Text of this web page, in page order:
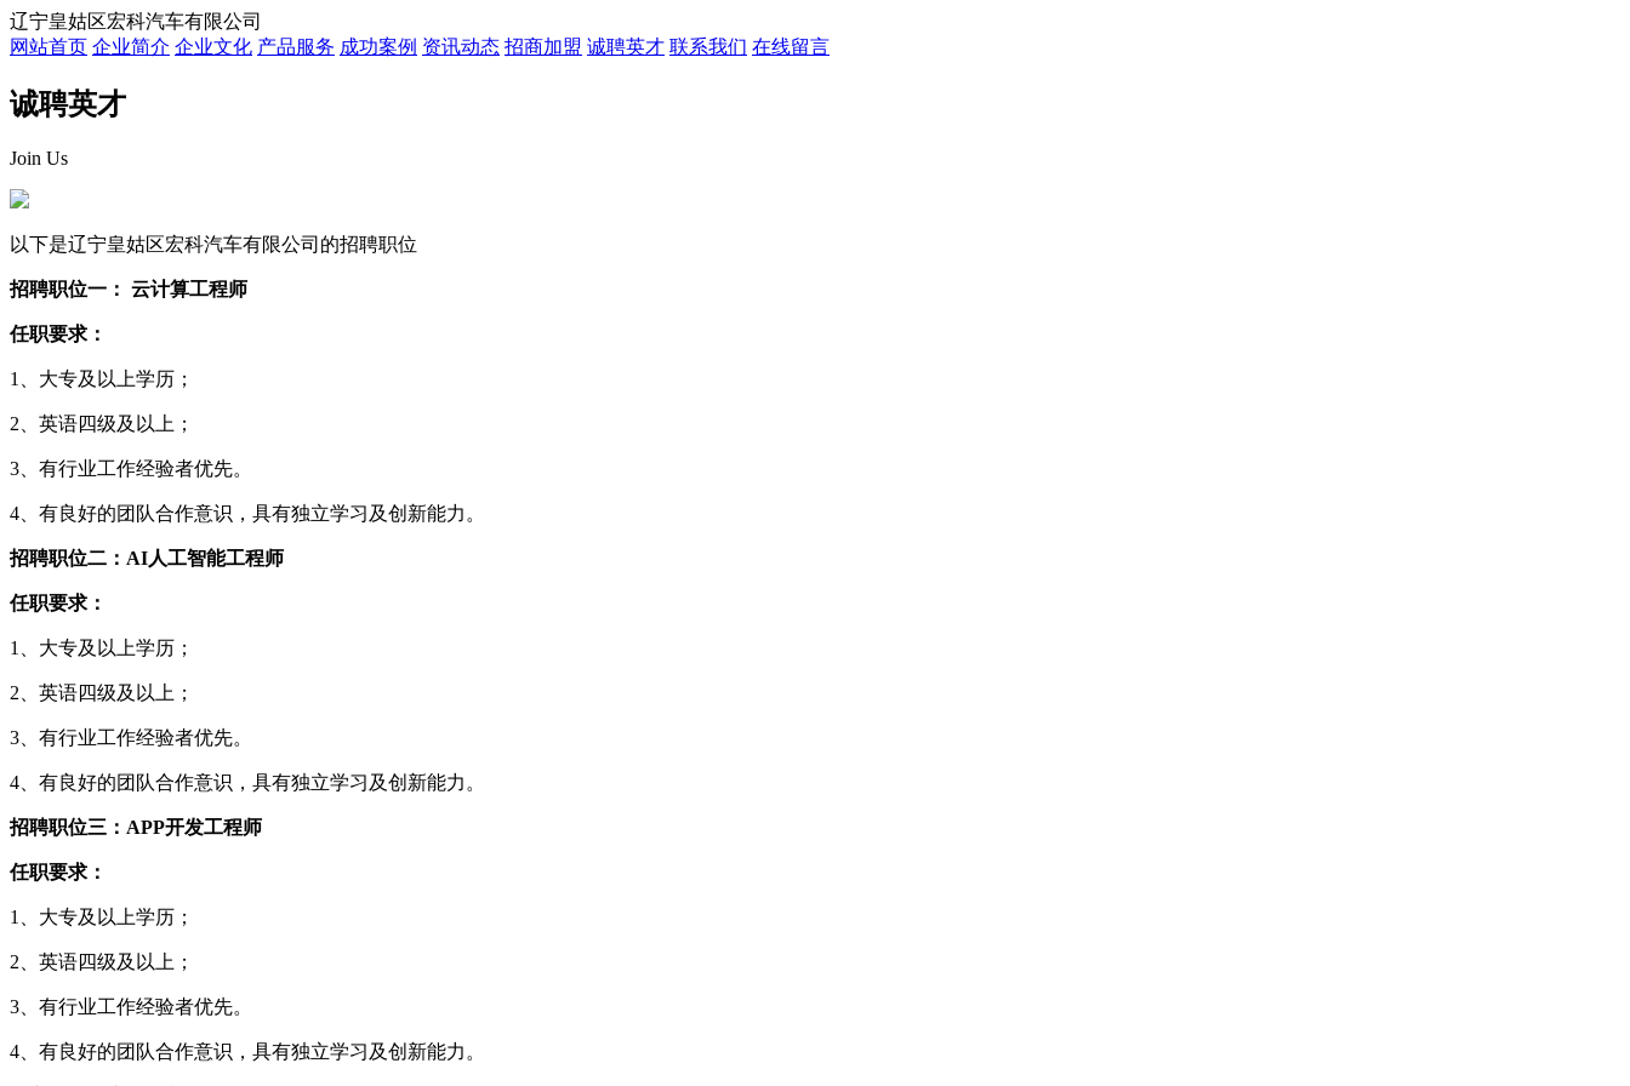
辽宁皇姑区宏科汽车有限公司
网站首页 企业简介 企业文化 产品服务 成功案例 资讯动态 招商加盟 诚聘英才 联系我们 在线留言
诚聘英才
Join Us
以下是辽宁皇姑区宏科汽车有限公司的招聘职位
招聘职位一： 云计算工程师
任职要求：
1、大专及以上学历；
2、英语四级及以上；
3、有行业工作经验者优先。
4、有良好的团队合作意识，具有独立学习及创新能力。
招聘职位二：AI人工智能工程师
任职要求：
1、大专及以上学历；
2、英语四级及以上；
3、有行业工作经验者优先。
4、有良好的团队合作意识，具有独立学习及创新能力。
招聘职位三：APP开发工程师
任职要求：
1、大专及以上学历；
2、英语四级及以上；
3、有行业工作经验者优先。
4、有良好的团队合作意识，具有独立学习及创新能力。